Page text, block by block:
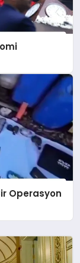
Operasyon